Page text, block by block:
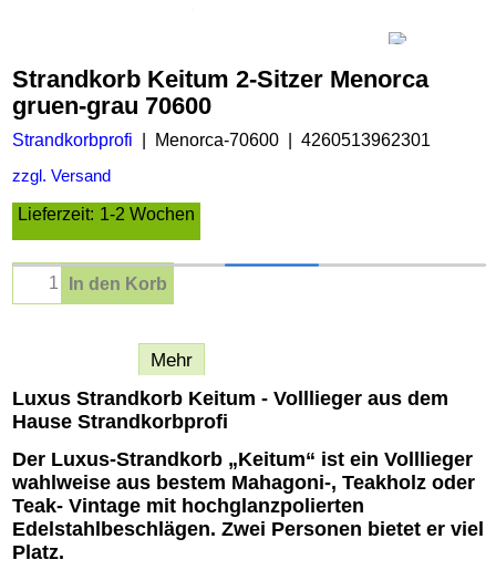
Strandkorb Keitum 2-Sitzer Menorca
gruen-grau 70600
Strandkorbprofi Menorca-70600 4260513962301
zzgl. Versand
Lieferzeit: 1-2 Wochen
In den Korb
Mehr
Luxus Strandkorb Keitum - Volllieger aus dem
Hause Strandkorbprofi
Der Luxus-Strandkorb „Keitum“ ist ein Volllieger
wahlweise aus bestem Mahagoni-, Teakholz oder
Teak- Vintage mit hochglanzpolierten
Edelstahlbeschlägen. Zwei Personen bietet er viel
Platz.